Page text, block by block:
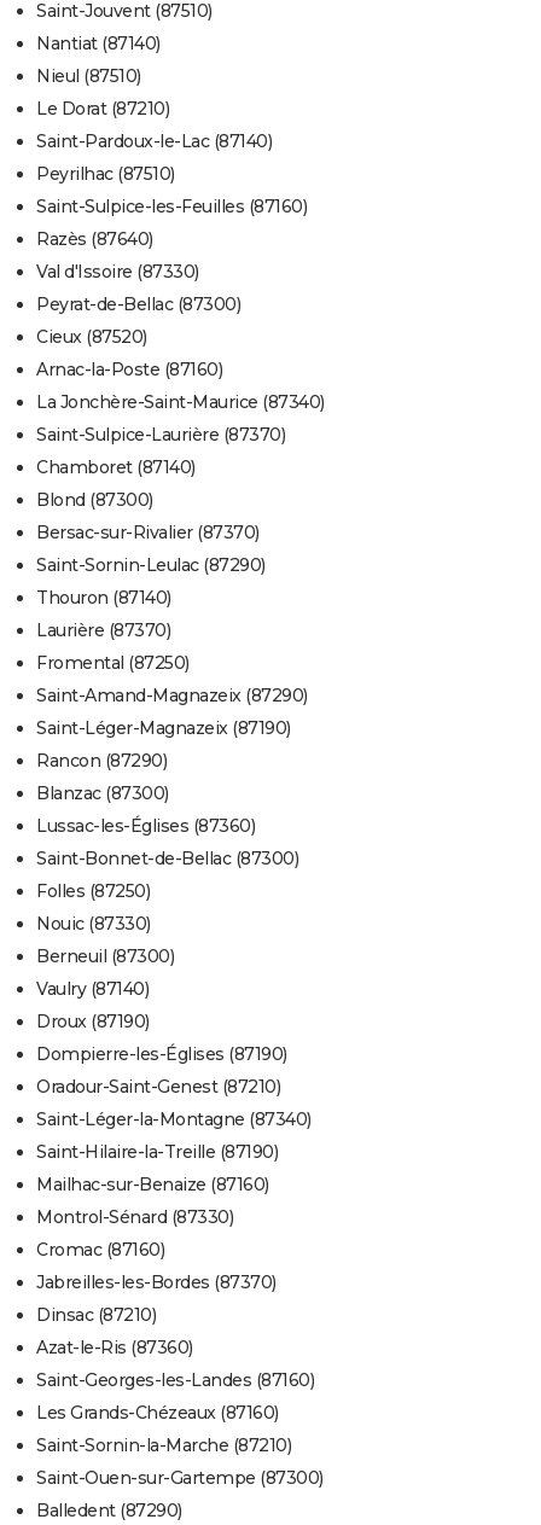
Saint-Jouvent (87510)
Nantiat (87140)
Nieul (87510)
Le Dorat (87210)
Saint-Pardoux-le-Lac (87140)
Peyrilhac (87510)
Saint-Sulpice-les-Feuilles (87160)
Razès (87640)
Val d'Issoire (87330)
Peyrat-de-Bellac (87300)
Cieux (87520)
Arnac-la-Poste (87160)
La Jonchère-Saint-Maurice (87340)
Saint-Sulpice-Laurière (87370)
Chamboret (87140)
Blond (87300)
Bersac-sur-Rivalier (87370)
Saint-Sornin-Leulac (87290)
Thouron (87140)
Laurière (87370)
Fromental (87250)
Saint-Amand-Magnazeix (87290)
Saint-Léger-Magnazeix (87190)
Rancon (87290)
Blanzac (87300)
Lussac-les-Églises (87360)
Saint-Bonnet-de-Bellac (87300)
Folles (87250)
Nouic (87330)
Berneuil (87300)
Vaulry (87140)
Droux (87190)
Dompierre-les-Églises (87190)
Oradour-Saint-Genest (87210)
Saint-Léger-la-Montagne (87340)
Saint-Hilaire-la-Treille (87190)
Mailhac-sur-Benaize (87160)
Montrol-Sénard (87330)
Cromac (87160)
Jabreilles-les-Bordes (87370)
Dinsac (87210)
Azat-le-Ris (87360)
Saint-Georges-les-Landes (87160)
Les Grands-Chézeaux (87160)
Saint-Sornin-la-Marche (87210)
Saint-Ouen-sur-Gartempe (87300)
Balledent (87290)